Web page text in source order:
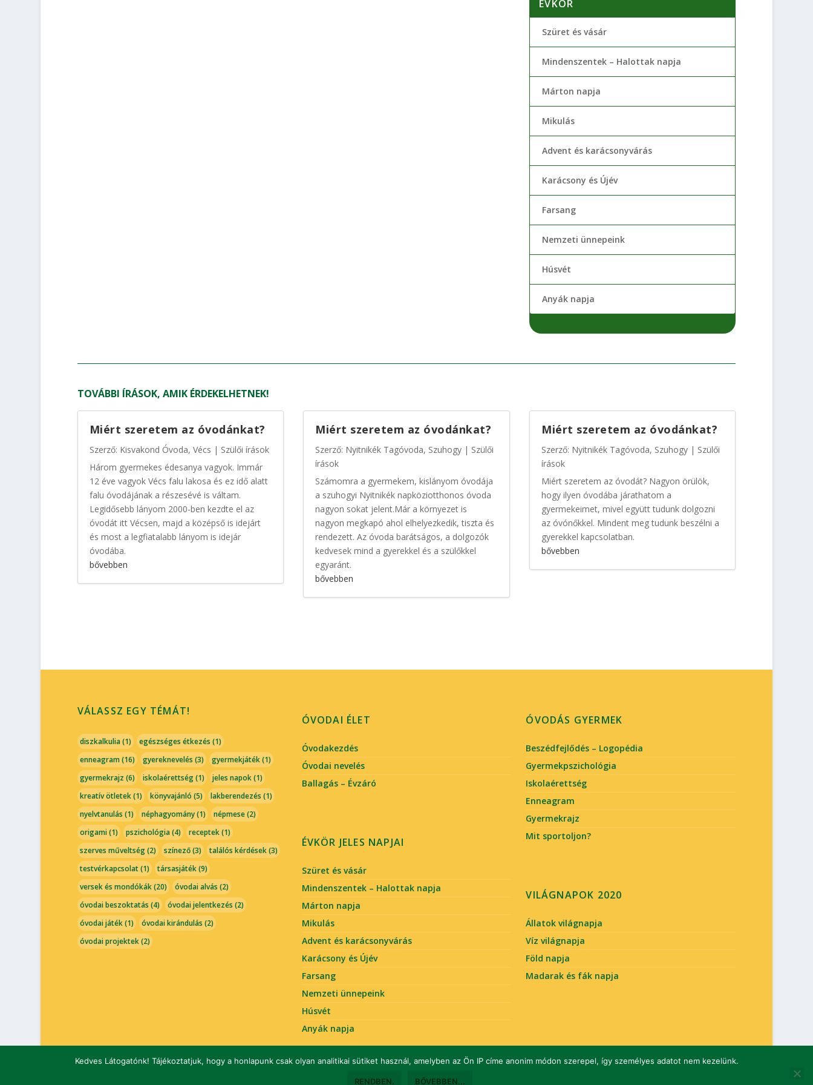
ÉVKÖR
Szüret és vásár
Mindenszentek – Halottak napja
Márton napja
Mikulás
Advent és karácsonyvárás
Karácsony és Újév
Farsang
Nemzeti ünnepeink
Húsvét
Anyák napja
TOVÁBBI ÍRÁSOK, AMIK ÉRDEKELHETNEK!
Miért szeretem az óvodánkat?
Szerző: Kisvakond Óvoda, Vécs | Szülői írások
Három gyermekes édesanya vagyok. Immár
12 éve vagyok Vécs falu lakosa és ez idő alatt
falu óvodájának a részesévé is váltam.
Legidősebb lányom 2000-ben kezdte el az
óvodát itt Vécsen, majd a középső is idejárt
és most a legfiatalabb lányom is idejár
óvodába.
bővebben
Miért szeretem az óvodánkat?
Szerző: Nyitnikék Tagóvoda, Szuhogy | Szülői
írások
Számomra a gyermekem, kislányom óvodája
a szuhogyi Nyitnikék napköziotthonos óvoda
nagyon sokat jelent.Már a környezet is
nagyon megkapó ahol elhelyezkedik, tiszta és
rendezett. Az óvoda barátságos, a dolgozók
kedvesek mind a gyerekkel és a szülőkkel
egyaránt.
bővebben
Miért szeretem az óvodánkat?
Szerző: Nyitnikék Tagóvoda, Szuhogy | Szülői
írások
Miért szeretem az óvodát? Nagyon örülök,
hogy ilyen óvodába járathatom a
gyermekeimet, mivel együtt tudunk dolgozni
az óvónőkkel. Mindent meg tudunk beszélni a
gyerekkel kapcsolatban.
bővebben
VÁLASSZ EGY TÉMÁT!
diszkalkulia(1) egészséges étkezés (1)
enneagram(16) gyereknevelés (3) gyermekjáték(1)
gyermekrajz (6) iskolaérettség(1) jeles napok(1)
kreatív ötletek(1) könyvajánló (5) lakberendezés (1)
nyelvtanulás (1) néphagyomány(1) népmese(2)
origami(1) pszichológia(4) receptek(1)
szerves műveltség(2) színező(3) találós kérdések(3)
testvérkapcsolat(1) társasjáték(9)
versek és mondókák(20) óvodai alvás (2)
óvodai beszoktatás (4) óvodai jelentkezés (2)
óvodai játék(1) óvodai kirándulás (2)
óvodai projektek(2)
ÓVODAI ÉLET
Óvodakezdés
Óvodai nevelés
Ballagás – Évzáró
ÉVKÖR JELES NAPJAI
Szüret és vásár
Mindenszentek – Halottak napja
Márton napja
Mikulás
Advent és karácsonyvárás
Karácsony és Újév
Farsang
Nemzeti ünnepeink
Húsvét
Anyák napja
ÓVODÁS GYERMEK
Beszédfejlődés – Logopédia
Gyermekpszichológia
Iskolaérettség
Enneagram
Gyermekrajz
Mit sportoljon?
VILÁGNAPOK 2020
Állatok világnapja
Víz világnapja
Föld napja
Madarak és fák napja
Kedves Látogatónk! Tájékoztatjuk, hogy a honlapunk csak olyan analitikai sütiket használ, amelyben az Ön IP címe anonim módon szerepel, így személyes adatot nem kezelünk.
RENDBEN. BŐVEBBEN...